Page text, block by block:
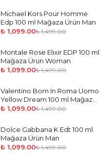
-27%
Michael Kors Pour Homme
Edp 100 ml Mağaza Ürün Man
₺ 1,099.00₺ 1,499.00
-27%
Montale Rose Elixir EDP 100 ml
Mağaza Ürün Woman
₺ 1,099.00₺ 1,499.00
-27%
Valentino Born In Roma Uomo
Yellow Dream 100 ml Mağaza
Ürün Man
₺ 1,099.00₺ 1,499.00
-27%
Dolce Gabbana K Edt 100 ml
Mağaza Ürün Man
₺ 1,099.00₺ 1,499.00